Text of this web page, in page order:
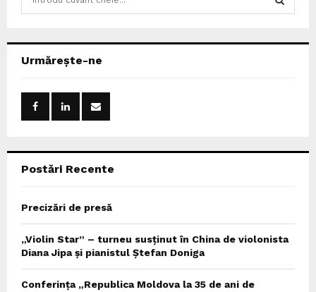
h
Urmărește-ne
Postări Recente
Precizări de presă
„Violin Star” – turneu susținut în China de violonista
Diana Jipa și pianistul Ștefan Doniga
Conferința „Republica Moldova la 35 de ani de